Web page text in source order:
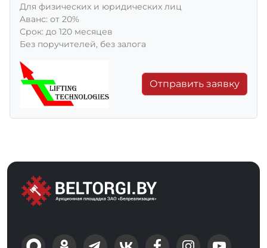
Для физических и юридических лиц
Aванс: от 20%
Срок: до 120 месяцев
Без поручителей, без залога
Отправить заявку